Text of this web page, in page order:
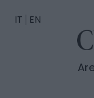
IT EN